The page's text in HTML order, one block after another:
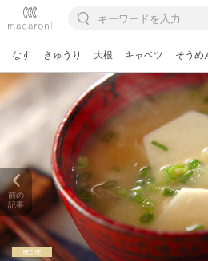
なす きゅうり 大根 キャベツ そうめ
前の
記事